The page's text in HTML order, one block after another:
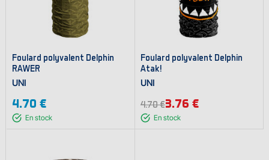
Foulard polyvalent Delphin
RAWER
UNI
4.70 €
En stock
Foulard polyvalent Delphin
Atak!
UNI
4.70 €3.76 €
En stock